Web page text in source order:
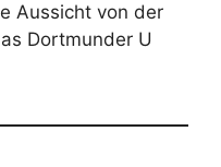
Aussicht von der
Dortmunder U